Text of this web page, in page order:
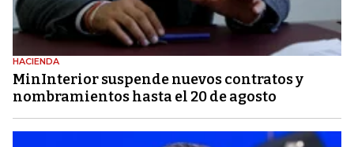
HACIENDA
MinInterior suspende nuevos contratos y
nombramientos hasta el 20 de agosto